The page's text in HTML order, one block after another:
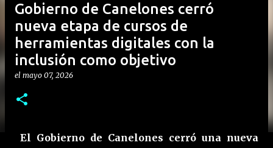
Gobierno de Canelones cerró
nueva etapa de cursos de
herramientas digitales con la
inclusión como objetivo
el mayo 07, 2026
El Gobierno de Canelones cerró una nueva